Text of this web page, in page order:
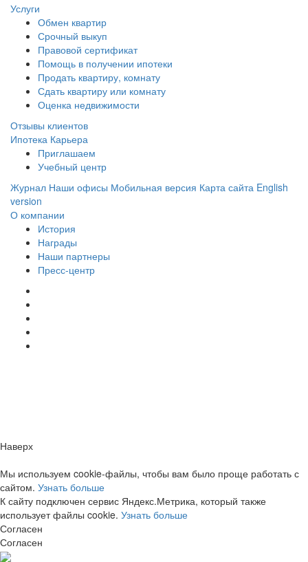
Услуги
Обмен квартир
Срочный выкуп
Правовой сертификат
Помощь в получении ипотеки
Продать квартиру, комнату
Сдать квартиру или комнату
Оценка недвижимости
Отзывы клиентов
Ипотека Карьера
Приглашаем
Учебный центр
Журнал Наши офисы Мобильная версия Карта сайта English
version
О компании
История
Награды
Наши партнеры
Пресс-центр
Наверх
Мы используем cookie-файлы, чтобы вам было проще работать с
сайтом. Узнать больше
К сайту подключен сервис Яндекс.Метрика, который также
использует файлы cookie. Узнать больше
Согласен
Согласен